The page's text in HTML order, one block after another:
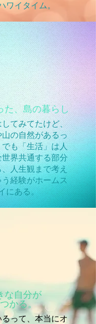
ワイタイム。
た、島の暮らし
てみてたけど、
の自然があるっ
も「生活」は人
界共通する部分
人生観まで考え
経験がホームス
にある。
な自分が
かる。
って、本当にオ